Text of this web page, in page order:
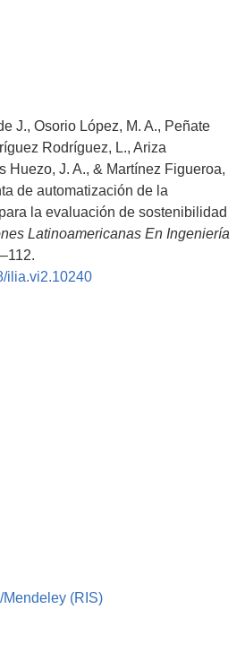
J., Osorio López, M. A., Peñate
Rodríguez, L., Ariza
Huezo, J. A., & Martínez Figueroa,
de automatización de la
la evaluación de sostenibilidad
Latinoamericanas En Ingeniería
ilia.vi2.10240
Mendeley (RIS)